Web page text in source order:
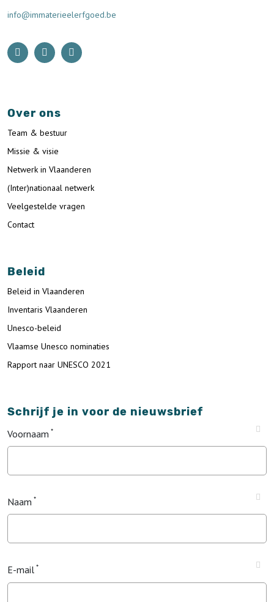
info@immaterieelerfgoed.be
Over ons
Team & bestuur
Missie & visie
Netwerk in Vlaanderen
(Inter)nationaal netwerk
Veelgestelde vragen
Contact
Beleid
Beleid in Vlaanderen
Inventaris Vlaanderen
Unesco-beleid
Vlaamse Unesco nominaties
Rapport naar UNESCO 2021
Schrijf je in voor de nieuwsbrief
Voornaam
Naam
E-mail